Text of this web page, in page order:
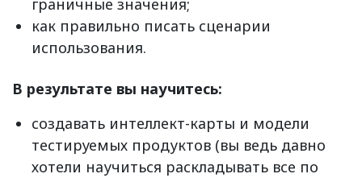
граничные значения;
как правильно писать сценарии
использования.
В результате вы научитесь:
создавать интеллект-карты и модели
тестируемых продуктов (вы ведь давно
хотели научиться раскладывать все по